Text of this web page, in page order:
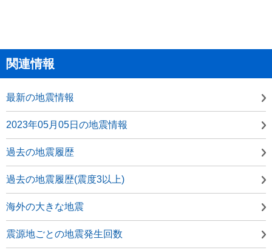
関連情報
最新の地震情報
2023年05月05日の地震情報
過去の地震履歴
過去の地震履歴(震度3以上)
海外の大きな地震
震源地ごとの地震発生回数